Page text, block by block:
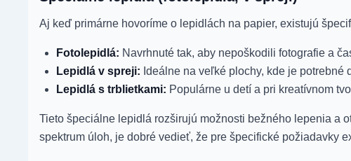
Aj keď primárne hovoríme o lepidlách na papier, existujú
Fotolepidlá: Navrhnuté tak, aby nepoškodili fotografie a
Lepidlá v spreji: Ideálne na veľké plochy, kde je
Lepidlá s trblietkami: Populárne u detí a pri kreatívnom
Tieto špeciálne lepidlá rozširujú možnosti bežného lepenia a
spektrum úloh, je dobré vedieť, že pre špecifické požiadavky